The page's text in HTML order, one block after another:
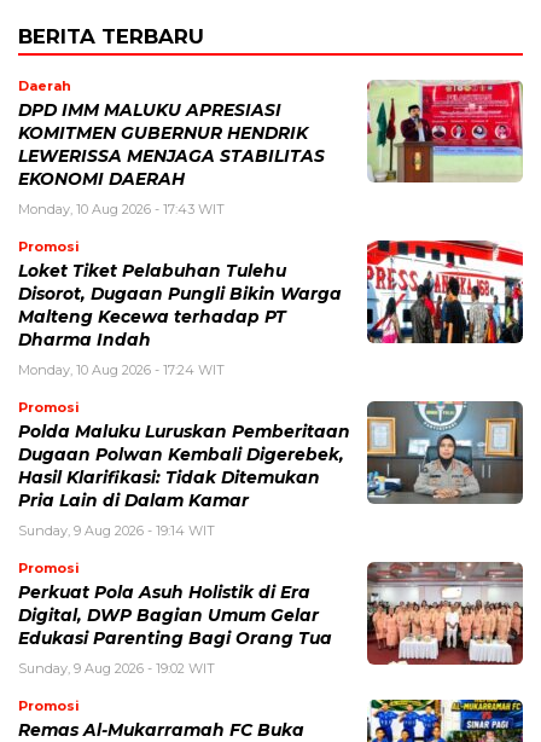
BERITA TERBARU
Daerah
DPD IMM MALUKU APRESIASI
KOMITMEN GUBERNUR HENDRIK
LEWERISSA MENJAGA STABILITAS
EKONOMI DAERAH
Monday, 10 Aug 2026 - 17:43 WIT
Promosi
Loket Tiket Pelabuhan Tulehu
Disorot, Dugaan Pungli Bikin Warga
Malteng Kecewa terhadap PT
Dharma Indah
Monday, 10 Aug 2026 - 17:24 WIT
Promosi
Polda Maluku Luruskan Pemberitaan
Dugaan Polwan Kembali Digerebek,
Hasil Klarifikasi: Tidak Ditemukan
Pria Lain di Dalam Kamar
Sunday, 9 Aug 2026 - 19:14 WIT
Promosi
Perkuat Pola Asuh Holistik di Era
Digital, DWP Bagian Umum Gelar
Edukasi Parenting Bagi Orang Tua
Sunday, 9 Aug 2026 - 19:02 WIT
Promosi
Remas Al-Mukarramah FC Buka